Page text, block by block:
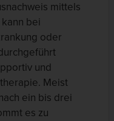
mittels
bei
oder
und
Meist
ein bis drei
es zu